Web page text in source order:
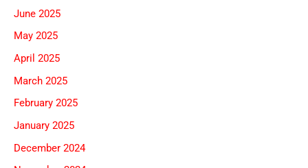
June 2025
May 2025
April 2025
March 2025
February 2025
January 2025
December 2024